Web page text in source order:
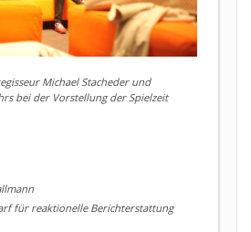
Michael Stacheder und
bei der Vorstellung der Spielzeit
für reaktionelle Berichterstattung